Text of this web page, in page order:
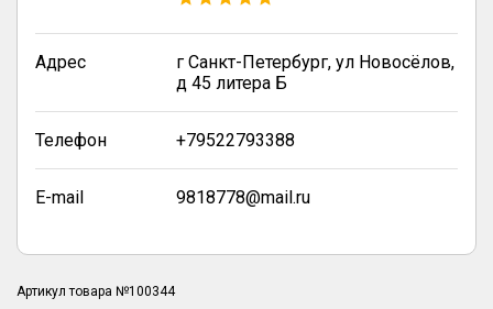
Адрес
г Санкт-Петербург, ул Новосёлов,
д 45 литера Б
Телефон +79522793388
E-mail 9818778@mail.ru
Артикул товара №100344